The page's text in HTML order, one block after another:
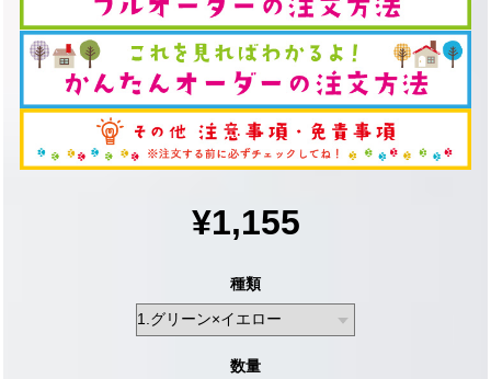
¥1,155
種類
数量